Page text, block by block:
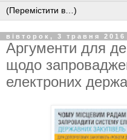
вівторок, 3 травня 2016
Аргументи для
щодо
електроних